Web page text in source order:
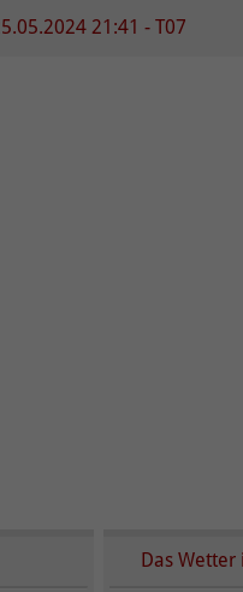
21:41 - T07
Das Wetter